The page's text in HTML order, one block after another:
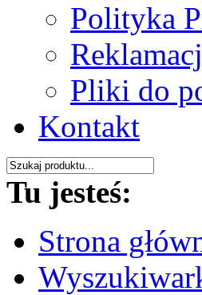
Polityka
Pliki do
Kontakt
Tu jesteś:
Strona